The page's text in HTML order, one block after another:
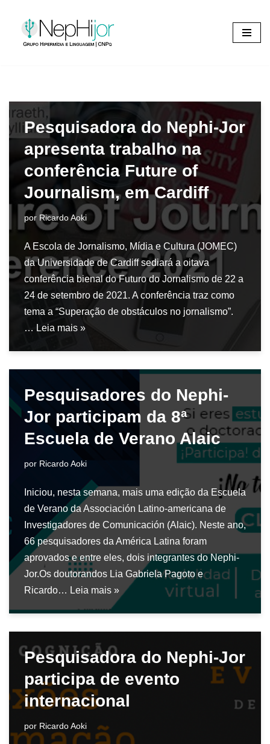
Pular
Pesquisadora do Nephi-Jor
apresenta trabalho na
conferência Future of
Journalism, em Cardiff
por Ricardo Aoki
A Escola de Jornalismo, Mídia e Cultura (JOMEC)
da Universidade de Cardiff sediará a oitava
conferência bienal do Futuro do Jornalismo de 22 a
24 de setembro de 2021. A conferência traz como
tema a “Superação de obstáculos no jornalismo”.
… Leia mais »
Pesquisadores do Nephi-
Jor participam da 8ª
Escuela de Verano Alaic
por Ricardo Aoki
Iniciou, nesta semana, mais uma edição da Escuela
de Verano da Associación Latino-americana de
Investigadores de Comunicación (Alaic). Neste ano,
66 pesquisadores da América Latina foram
aprovados e entre eles, dois integrantes do Nephi-
Jor.Os doutorandos Lia Gabriela Pagoto e
Ricardo… Leia mais »
Pesquisadora do Nephi-Jor
participa de evento
internacional
por Ricardo Aoki